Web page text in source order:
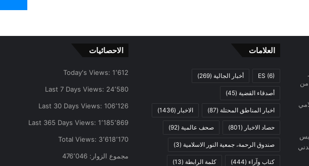
من
العلامات
ES (6) أخبار الجالية (269)
أصدقاء القضية (45)
اخبار المناطق المحتلة (87) الاخبار (1436)
حصاد الاخبار (801) صحف عالمية (92)
صندوق الرحمة، جمعية النور الاسلامية (3)
كتاب وآراء (444) كلمة الرابطة (13)
الاحصائيات
Today's Views: 1٬612
Last 7 Days Views: 24٬580
Last 30 Days Views: 106٬126
Last 365 Days Views: 1٬185٬869
Total Views: 3٬618٬170
مجموع الزوار: 476٬046